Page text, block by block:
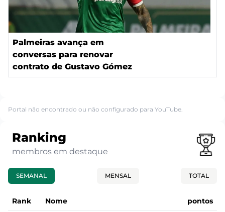
Palmeiras avança em
conversas para renovar
contrato de Gustavo Gómez
Portal não encontrado ou não configurado para YouTube.
Ranking
membros em destaque
SEMANAL MENSAL TOTAL
Rank Nome pontos